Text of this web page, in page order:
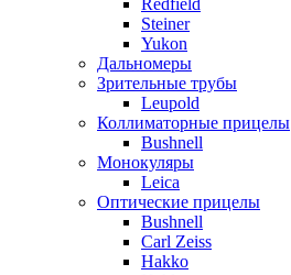
Redfield
Steiner
Yukon
Дальномеры
Зрительные трубы
Leupold
Коллиматорные прицелы
Bushnell
Монокуляры
Leica
Оптические прицелы
Bushnell
Carl Zeiss
Hakko